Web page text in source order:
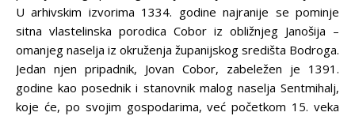
U arhivskim izvorima 1334. godine najranije se pominje
sitna vlastelinska porodica Cobor iz obližnjeg Janošija –
omanjeg naselja iz okruženja županijskog središta Bodroga.
Jedan njen pripadnik, Jovan Cobor, zabeležen je 1391.
godine kao posednik i stanovnik malog naselja Sentmihalj,
koje će, po svojim gospodarima, već početkom 15. veka